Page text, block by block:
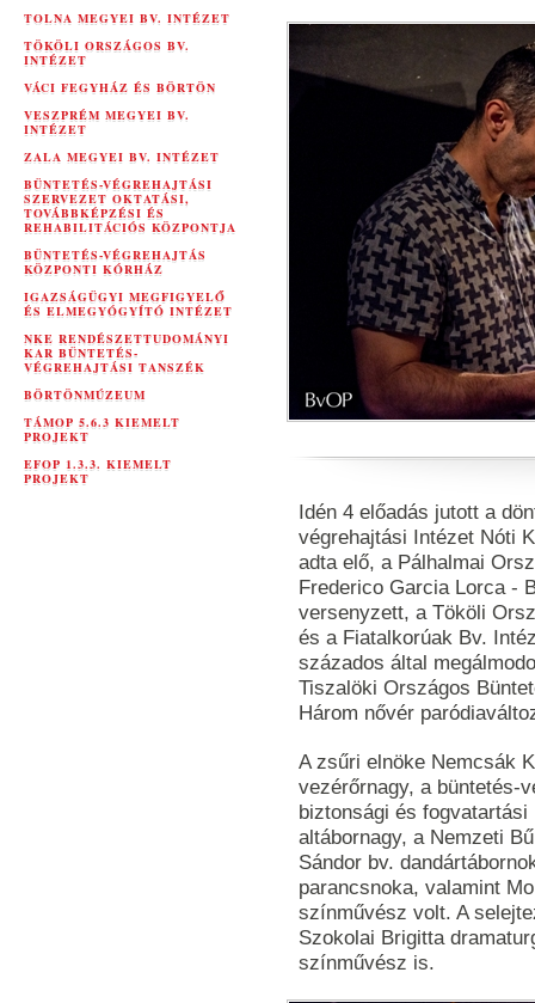
TOLNA MEGYEI BV. INTÉZET
TÖKÖLI ORSZÁGOS BV.
INTÉZET
VÁCI FEGYHÁZ ÉS BÖRTÖN
VESZPRÉM MEGYEI BV.
INTÉZET
ZALA MEGYEI BV. INTÉZET
BÜNTETÉS-VÉGREHAJTÁSI
SZERVEZET OKTATÁSI,
TOVÁBBKÉPZÉSI ÉS
REHABILITÁCIÓS KÖZPONTJA
BÜNTETÉS-VÉGREHAJTÁS
KÖZPONTI KÓRHÁZ
IGAZSÁGÜGYI MEGFIGYELŐ
ÉS ELMEGYÓGYÍTÓ INTÉZET
NKE RENDÉSZETTUDOMÁNYI
KAR BÜNTETÉS-
VÉGREHAJTÁSI TANSZÉK
BÖRTÖNMÚZEUM
TÁMOP 5.6.3 KIEMELT
PROJEKT
EFOP 1.3.3. KIEMELT
PROJEKT
Idén 4 előadás jutott a
végrehajtási Intézet Nóti
adta elő, a Pálhalmai
Frederico Garcia Lorca -
versenyzett, a Tököli
és a Fiatalkorúak Bv.
százados által
Tiszalöki Országos
Három nővér
A zsűri elnöke Nemcsák
vezérőrnagy, a büntetés-
biztonsági és
altábornagy, a Nemzeti
Sándor bv.
parancsnoka, valamint
színművész volt. A
Szokolai Brigitta
színművész is.